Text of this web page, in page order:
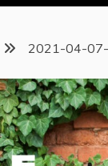
2021-04-